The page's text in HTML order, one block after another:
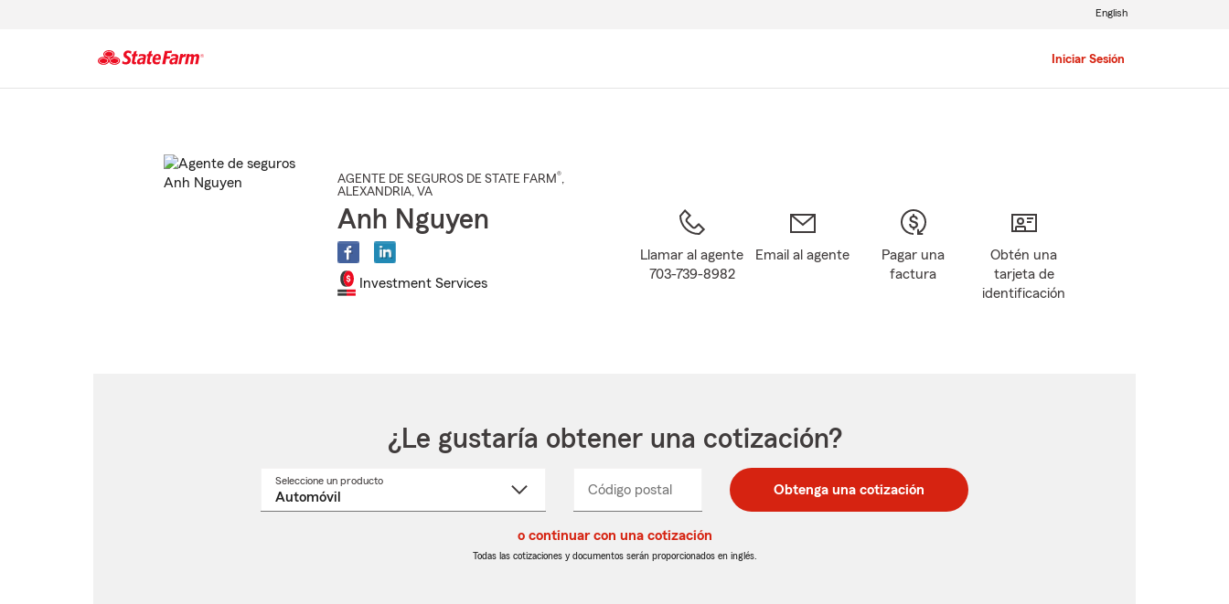
Iniciar Sesión
English
AGENTE DE SEGUROS DE STATE FARM®,
ALEXANDRIA, VA
Anh Nguyen
Investment Services
Llamar al agente
703-739-8982
Email al agente
Pagar una
factura
Obtén una
tarjeta de
identificación
¿Le gustaría obtener una cotización?
Seleccione un productoSeleccione
Código postal
postal
de
postal
de
_____ Obtenga una cotización
o continuar con una cotización
Todas las cotizaciones y documentos serán proporcionados en inglés.